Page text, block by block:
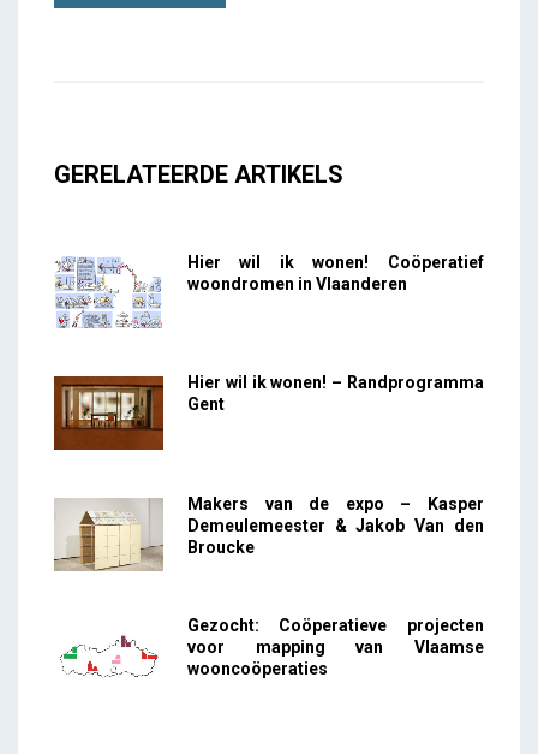
GERELATEERDE ARTIKELS
Hier wil ik wonen! Coöperatief
woondromen in Vlaanderen
Hier wil ik wonen! – Randprogramma
Gent
Makers van de expo – Kasper
Demeulemeester & Jakob Van den
Broucke
Gezocht: Coöperatieve projecten
voor mapping van Vlaamse
wooncoöperaties